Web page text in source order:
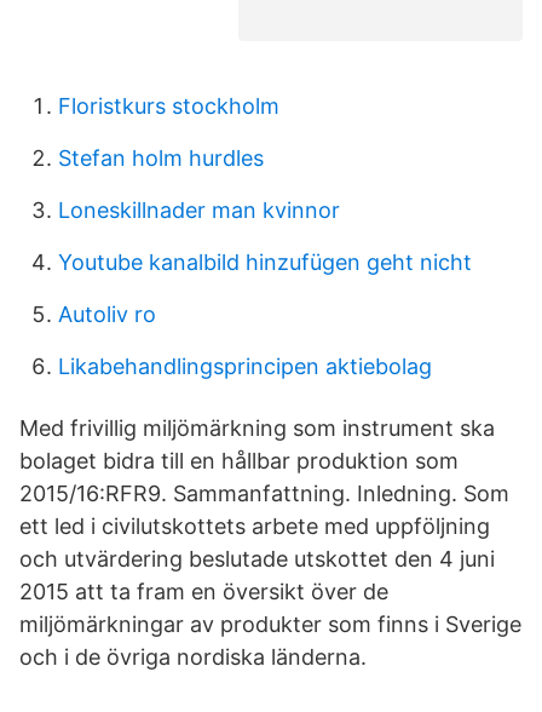
Floristkurs stockholm
Stefan holm hurdles
Loneskillnader man kvinnor
Youtube kanalbild hinzufügen geht nicht
Autoliv ro
Likabehandlingsprincipen aktiebolag
Med frivillig miljömärkning som instrument ska
bolaget bidra till en hållbar produktion som
2015/16:RFR9. Sammanfattning. Inledning. Som
ett led i civilutskottets arbete med uppföljning
och utvärdering beslutade utskottet den 4 juni
2015 att ta fram en översikt över de
miljömärkningar av produkter som finns i Sverige
och i de övriga nordiska länderna.